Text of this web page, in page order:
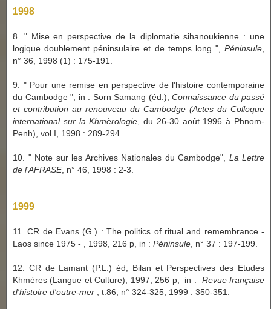
1998
8. " Mise en perspective de la diplomatie sihanoukienne : une
logique doublement péninsulaire et de temps long ", Péninsule
n° 36, 1998 (1) : 175-191.
9. " Pour une remise en perspective de l'histoire contemporaine
du Cambodge ", in : Sorn Samang (éd.), Connaissance du passé
et contribution au renouveau du Cambodge (Actes du Colloque
international sur la Khmèrologie , du 26-30 août 1996 à Phnom-
Penh), vol.I, 1998 : 289-294.
10. " Note sur les Archives Nationales du Cambodge",
La Lettre
de l'AFRASE, n° 46, 1998 : 2-3.
1999
11. CR de Evans (G.) : The politics of ritual and remembrance -
Laos since 1975 - , 1998, 216 p, in : Péninsule , n° 37 : 197-199.
12. CR de Lamant (P.L.) éd, Bilan et Perspectives des Etudes
Khmères (Langue et Culture), 1997, 256 p, in : Revue française
d'histoire d'outre-mer , t.86, n° 324-325, 1999 : 350-351.